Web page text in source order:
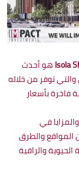
هو أحدث
توفر من خلاله
بأسعار
في
والطرق
والراقية